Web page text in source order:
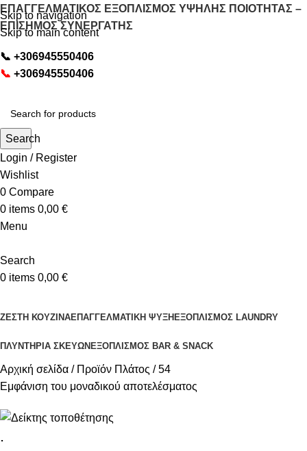
Skip to navigation
Skip to main content
ΕΠΑΓΓΕΛΜΑΤΙΚΟΣ ΕΞΟΠΛΙΣΜΟΣ ΥΨΗΛΗΣ ΠΟΙΟΤΗΤΑΣ –
ΕΠΙΣΗΜΟΣ ΣΥΝΕΡΓΑΤΗΣ
📞 +306945550406
📞 +306945550406
Search
Login / Register
Wishlist
0 Compare
0 items 0,00 €
Menu
Search
0 items 0,00 €
ΖΕΣΤΗ ΚΟΥΖΙΝΑΕΠΑΓΓΕΛΜΑΤΙΚΗ ΨΥΞΗ ΕΞΟΠΛΙΣΜΟΣ LAUNDRY
ΠΛΥΝΤΗΡΙΑ ΣΚΕΥΩΝ ΕΞΟΠΛΙΣΜΟΣ BAR & SNACK
Αρχική σελίδα Προϊόν Πλάτος
54
Εμφάνιση του μοναδικού αποτελέσματος
.